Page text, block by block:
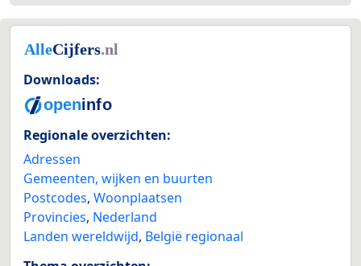
Downloads:
Regionale overzichten:
Adressen
Gemeenten, wijken en buurten
Postcodes, Woonplaatsen
Provincies, Nederland
Landen wereldwijd, België regionaal